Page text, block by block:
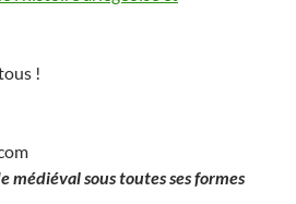
!
médiéval sous toutes ses formes